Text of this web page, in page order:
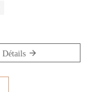
Détails